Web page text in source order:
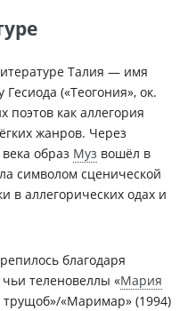
Талия — имя
(«Теогония», ок.
поэтов как аллегория
жанров. Через
образ Муз вошёл в
символом сценической
в аллегорических одах и
благодаря
теленовеллы «Мария
трущоб»/«Маримар» (1994)